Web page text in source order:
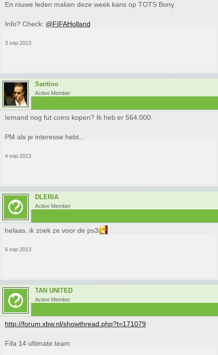
En niuwe leden maken deze week kans op TOTS Bony
Info? Check: @FIFAHolland
3 sep 2013
Santino
Active Member
Iemand nog fut coins kopen? Ik heb er 564.000.
PM als je interesse hebt..
4 sep 2013
DLERIA
Active Member
helaas, ik zoek ze voor de ps3
6 sep 2013
TAN UNITED
Active Member
http://forum.xbw.nl/showthread.php?t=171079
Fifa 14 ultimate team